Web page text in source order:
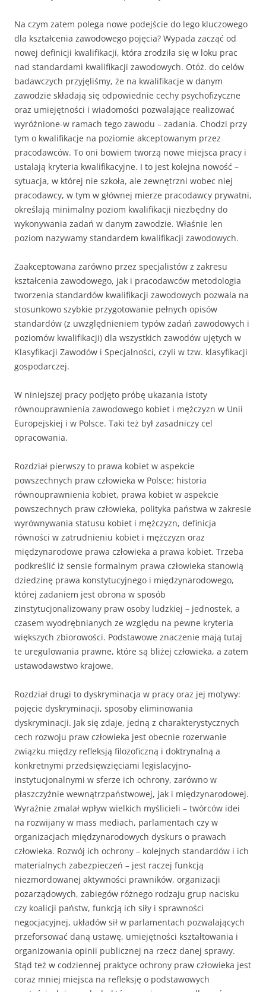
Na czym zatem polega nowe podejście do lego kluczowego
dla kształcenia zawodowego pojęcia? Wypada zacząć od
nowej definicji kwalifikacji, która zrodziła się w loku prac
nad standardami kwalifikacji zawodowych. Otóż. do celów
badawczych przyjęliśmy, że na kwalifikacje w danym
zawodzie składają się odpowiednie cechy psychofizyczne
oraz umiejętności i wiadomości pozwalające realizować
wyróżnione-w ramach tego zawodu – zadania. Chodzi przy
tym o kwalifikacje na poziomie akceptowanym przez
pracodawców. To oni bowiem tworzą nowe miejsca pracy i
ustalają kryteria kwalifikacyjne. I to jest kolejna nowość –
sytuacja, w której nie szkoła, ale zewnętrzni wobec niej
pracodawcy, w tym w głównej mierze pracodawcy prywatni,
określają minimalny poziom kwalifikacji niezbędny do
wykonywania zadań w danym zawodzie. Właśnie len
poziom nazywamy standardem kwalifikacji zawodowych.
Zaakceptowana zarówno przez specjalistów z zakresu
kształcenia zawodowego, jak i pracodawców metodologia
tworzenia standardów kwalifikacji zawodowych pozwala na
stosunkowo szybkie przygotowanie pełnych opisów
standardów (z uwzględnieniem typów zadań zawodowych i
poziomów kwalifikacji) dla wszystkich zawodów ujętych w
Klasyfikacji Zawodów i Specjalności, czyli w tzw. klasyfikacji
gospodarczej.
W niniejszej pracy podjęto próbę ukazania istoty
równouprawnienia zawodowego kobiet i mężczyzn w Unii
Europejskiej i w Polsce. Taki też był zasadniczy cel
opracowania.
Rozdział pierwszy to prawa kobiet w aspekcie
powszechnych praw człowieka w Polsce: historia
równouprawnienia kobiet, prawa kobiet w aspekcie
powszechnych praw człowieka, polityka państwa w zakresie
wyrównywania statusu kobiet i mężczyzn, definicja
równości w zatrudnieniu kobiet i mężczyzn oraz
międzynarodowe prawa człowieka a prawa kobiet. Trzeba
podkreślić iż sensie formalnym prawa człowieka stanowią
dziedzinę prawa konstytucyjnego i międzynarodowego,
której zadaniem jest obrona w sposób
zinstytucjonalizowany praw osoby ludzkiej – jednostek, a
czasem wyodrębnianych ze względu na pewne kryteria
większych zbiorowości. Podstawowe znaczenie mają tutaj
te uregulowania prawne, które są bliżej człowieka, a zatem
ustawodawstwo krajowe.
Rozdział drugi to dyskryminacja w pracy oraz jej motywy:
pojęcie dyskryminacji, sposoby eliminowania
dyskryminacji. Jak się zdaje, jedną z charakterystycznych
cech rozwoju praw człowieka jest obecnie rozerwanie
związku między refleksją filozoficzną i doktrynalną a
konkretnymi przedsięwzięciami legislacyjno-
instytucjonalnymi w sferze ich ochrony, zarówno w
płaszczyźnie wewnątrzpaństwowej, jak i międzynarodowej.
Wyraźnie zmalał wpływ wielkich myślicieli – twórców idei
na rozwijany w mass mediach, parlamentach czy w
organizacjach międzynarodowych dyskurs o prawach
człowieka. Rozwój ich ochrony – kolejnych standardów i ich
materialnych zabezpieczeń – jest raczej funkcją
niezmordowanej aktywności prawników, organizacji
pozarządowych, zabiegów różnego rodzaju grup nacisku
czy koalicji państw, funkcją ich siły i sprawności
negocjacyjnej, układów sił w parlamentach pozwalających
przeforsować daną ustawę, umiejętności kształtowania i
organizowania opinii publicznej na rzecz danej sprawy.
Stąd też w codziennej praktyce ochrony praw człowieka jest
coraz mniej miejsca na refleksję o podstawowych